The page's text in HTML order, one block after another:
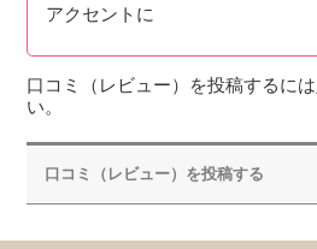
アクセントに
口コミ（レビュー）を投稿するには
い。
口コミ（レビュー）を投稿する